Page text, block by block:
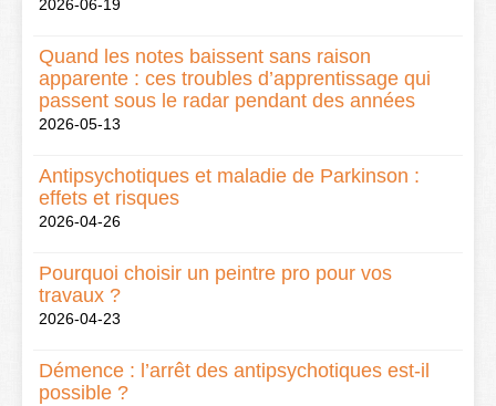
2026-06-19
Quand les notes baissent sans raison
apparente : ces troubles d’apprentissage qui
passent sous le radar pendant des années
2026-05-13
Antipsychotiques et maladie de Parkinson :
effets et risques
2026-04-26
Pourquoi choisir un peintre pro pour vos
travaux ?
2026-04-23
Démence : l’arrêt des antipsychotiques est-il
possible ?